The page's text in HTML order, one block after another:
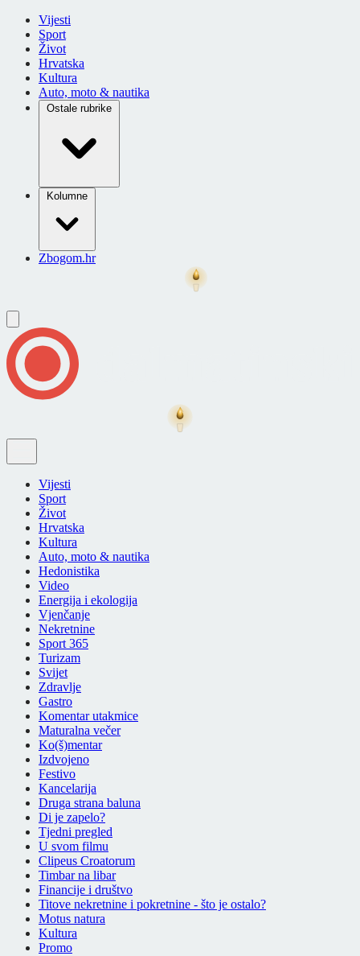
Vijesti
Sport
Život
Hrvatska
Kultura
Auto, moto & nautika
Ostale rubrike
Kolumne
Zbogom.hr
Vijesti
Sport
Život
Hrvatska
Kultura
Auto, moto & nautika
Hedonistika
Video
Energija i ekologija
Vjenčanje
Nekretnine
Sport 365
Turizam
Svijet
Zdravlje
Gastro
Komentar utakmice
Maturalna večer
Ko(š)mentar
Izdvojeno
Festivo
Kancelarija
Druga strana baluna
Di je zapelo?
Tjedni pregled
U svom filmu
Clipeus Croatorum
Timbar na libar
Financije i društvo
Titove nekretnine i pokretnine - što je ostalo?
Motus natura
Kultura
Promo